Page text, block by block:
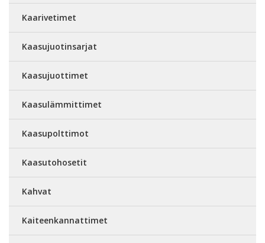
Kaarivetimet
Kaasujuotinsarjat
Kaasujuottimet
Kaasulämmittimet
Kaasupolttimot
Kaasutohosetit
Kahvat
Kaiteenkannattimet